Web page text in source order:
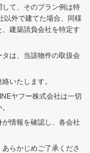
して、そのプラン例は特
以外で建てた場合、同様
建築請負会社を特定す
は、当該物件の取扱会
いたします。
ヤフー株式会社は一切
情報を確認し、各会社
らかじめご了承くださ